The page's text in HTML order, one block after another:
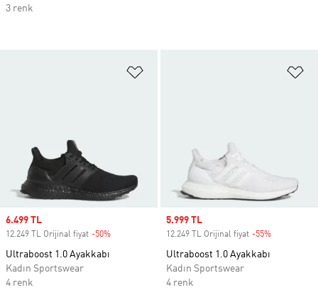
Sale price
6.499 TL
12.249 TL Orijinal fiyat -50%
Ultraboost 1.0 Ayakkabı
Kadın Sportswear
4 renk
Sale price
5.999 TL
12.249 TL Orijinal fiyat -55%
Ultraboost 1.0 Ayakkabı
Kadın Sportswear
4 renk
3 renk